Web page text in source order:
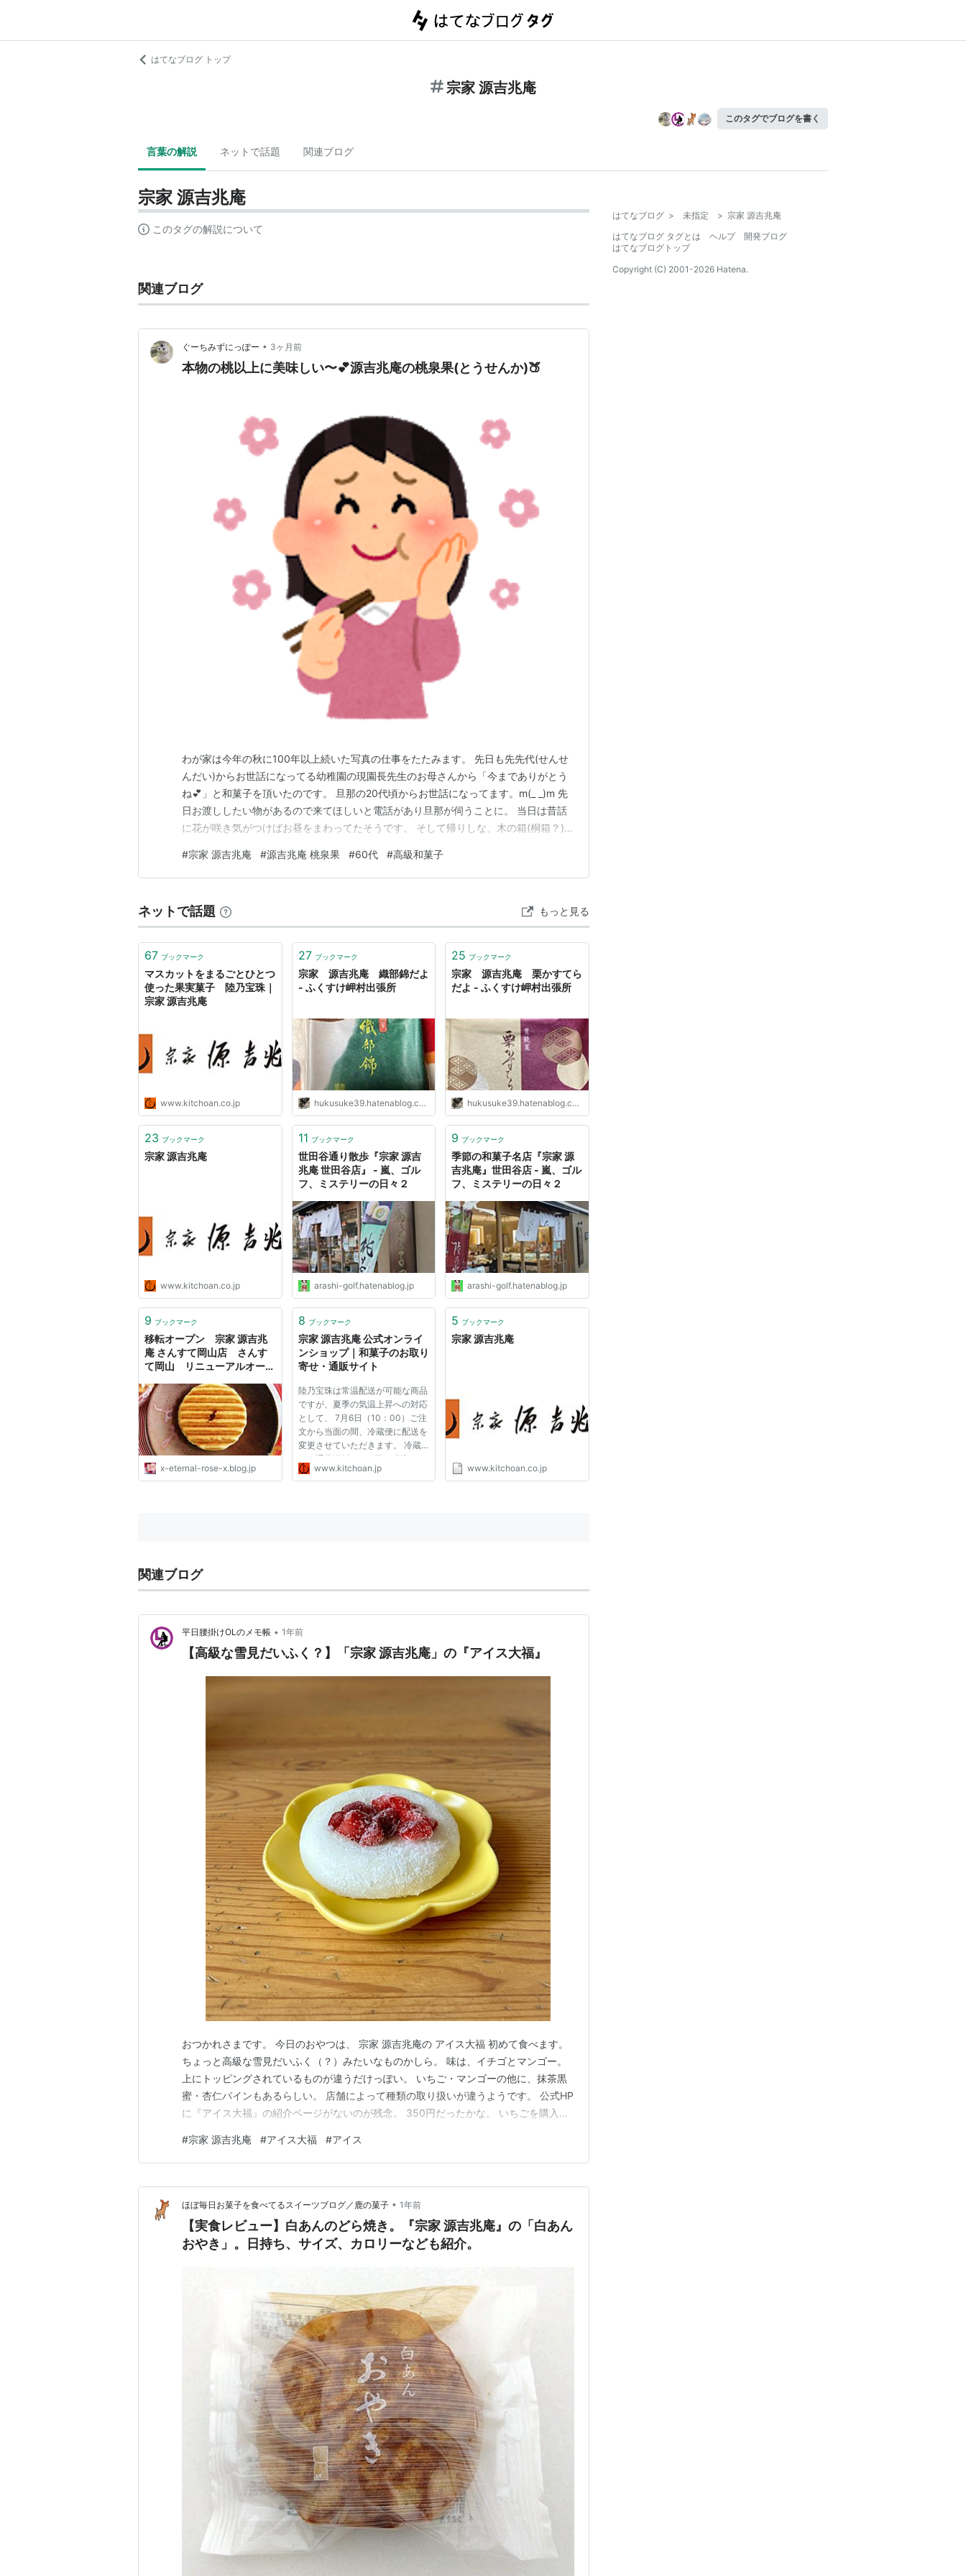
はてなブログ トップ
宗家 源吉兆庵
このタグでブログを書く
言葉の解説 ネットで話題 関連ブログ
宗家 源吉兆庵
このタグの解説について
関連ブログ
ぐーちみずにっぽー • 3ヶ月前
本物の桃以上に美味しい〜💕源吉兆庵の桃泉果(とうせんか)🍑
わが家は今年の秋に100年以上続いた写真の仕事をたたみます。 先日も先先代(せんせ
んだい)からお世話になってる幼稚園の現園長先生のお母さんから「今までありがとう
ね💕」と和菓子を頂いたのです。 旦那の20代頃からお世話になってます。m(_ _)m 先
日お渡ししたい物があるので来てほしいと電話があり旦那が伺うことに。 当日は昔話
に花が咲き気がつけばお昼をまわってたそうです。 そして帰りしな、木の箱(桐箱？)に
✨ こちらの園はお寺さんと幼稚園さんが一緒になってます。 幼稚園経営だけでなく、
お寺の檀家さんとのお付き合いもあり…
#宗家 源吉兆庵 #源吉兆庵 桃泉果 #60代 #高級和菓子
ネットで話題 もっと見る
67 ブックマーク
マスカットをまるごとひとつ
使った果実菓子 陸乃宝珠｜
宗家 源吉兆庵
www.kitchoan.co.jp
27 ブックマーク
宗家 源吉兆庵 織部錦だよ
- ふくすけ岬村出張所
hukusuke39.hatenablog.com
25 ブックマーク
宗家 源吉兆庵 栗かすてら
だよ - ふくすけ岬村出張所
hukusuke39.hatenablog.com
23 ブックマーク
宗家 源吉兆庵
www.kitchoan.co.jp
11 ブックマーク
世田谷通り散歩『宗家 源吉
兆庵 世田谷店』 - 嵐、ゴル
フ、ミステリーの日々２
arashi-golf.hatenablog.jp
9 ブックマーク
季節の和菓子名店『宗家 源
吉兆庵』世田谷店 - 嵐、ゴル
フ、ミステリーの日々２
arashi-golf.hatenablog.jp
9 ブックマーク
移転オープン 宗家 源吉兆
庵 さんすて岡山店 さんす
て岡山 リニューアルオープ
ナルローズ）
x-eternal-rose-x.blog.jp
8 ブックマーク
宗家 源吉兆庵 公式オンライ
ンショップ｜和菓子のお取り
寄せ・通販サイト
陸乃宝珠は常温配送が可能な商品
ですが、夏季の気温上昇への対応
として、 7月6日（10：00）ご注
文から当面の間、冷蔵便に配送を
変更させていただきます。 冷蔵
便は通常送料に220円（税込）の
クール手数料を加算させていただ
www.kitchoan.jp
5 ブックマーク
宗家 源吉兆庵
www.kitchoan.co.jp
関連ブログ
平日腰掛けOLのメモ帳 • 1年前
【高級な雪見だいふく？】「宗家 源吉兆庵」の『アイス大福』
おつかれさまです。 今日のおやつは、 宗家 源吉兆庵の アイス大福 初めて食べます。
ちょっと高級な雪見だいふく（？）みたいなものかしら。 味は、イチゴとマンゴー。
上にトッピングされているものが違うだけっぽい。 いちご・マンゴーの他に、抹茶黒
蜜・杏仁パインもあるらしい。 店舗によって種類の取り扱いが違うようです。 公式HP
に『アイス大福』の紹介ページがないのが残念。 350円だったかな。 いちごを購入。
感、普通に大福。 冷凍なのにここまでモチモチ食感を出せるんだ！ お餅の食感を楽し
むために、少し時間をおいて（表…
#宗家 源吉兆庵 #アイス大福 #アイス
ほぼ毎日お菓子を食べてるスイーツブログ／鹿の菓子 • 1年前
【実食レビュー】白あんのどら焼き。『宗家 源吉兆庵』の「白あん
おやき」。日持ち、サイズ、カロリーなども紹介。
はてなブログ > 未指定 > 宗家 源吉兆庵
はてなブログ タグとは
ヘルプ
開発ブログ
はてなブログトップ
Copyright (C) 2001-2026 Hatena.